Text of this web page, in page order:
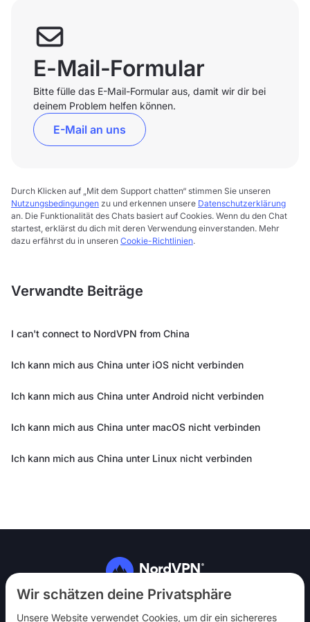
Wir schätzen deine Privatsphäre
Unsere Website verwendet Cookies, um dir ein sichereres
E-Mail-Formular
Bitte fülle das E-Mail-Formular aus, damit wir dir bei
deinem Problem helfen können.
E-Mail an uns
Durch Klicken auf „Mit dem Support chatten“ stimmen Sie unseren
Nutzungsbedingungen zu und erkennen unsere Datenschutzerklärung
an. Die Funktionalität des Chats basiert auf Cookies. Wenn du den Chat
startest, erklärst du dich mit deren Verwendung einverstanden. Mehr
dazu erfährst du in unseren Cookie-Richtlinien.
Verwandte Beiträge
I can't connect to NordVPN from China
Ich kann mich aus China unter iOS nicht verbinden
Ich kann mich aus China unter Android nicht verbinden
Ich kann mich aus China unter macOS nicht verbinden
Ich kann mich aus China unter Linux nicht verbinden
Folg uns